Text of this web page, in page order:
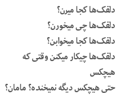
دلقک‌ها کجا میرن؟
دلقک‌ها چی میخورن؟
دلقک‌ها کجا میخوابن؟
دلقک‌ها چیکار میکنن وقتی که
هیچکس
حتی هیچکس دیگه نمیخنده؟ مامان؟